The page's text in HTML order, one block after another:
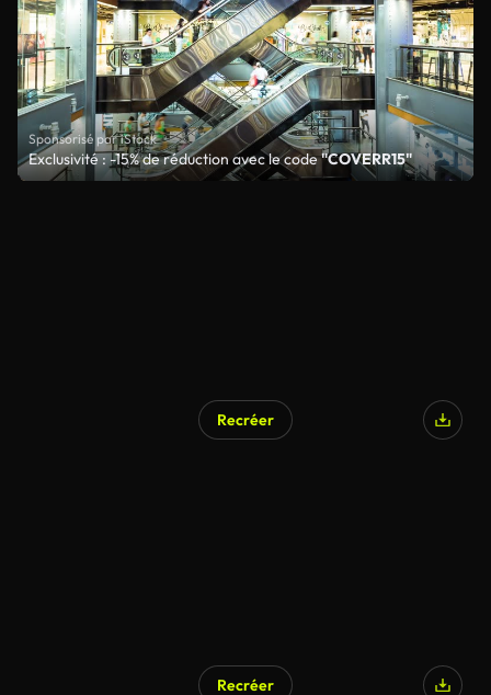
Sponsorisé par iStock
Exclusivité : -15% de réduction avec le code"COVERR15"
Recréer
Recréer